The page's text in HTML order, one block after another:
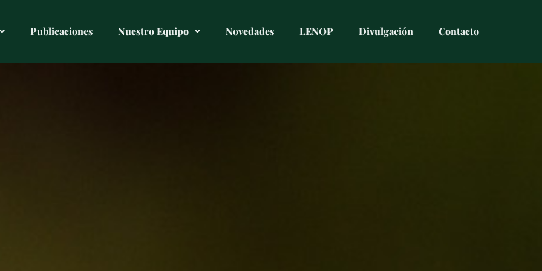
Publicaciones Nuestro Equipo Novedades LENOP Divulgación Contacto